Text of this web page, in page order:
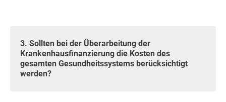
3. Sollten bei der Überarbeitung der
Krankenhausfinanzierung die Kosten des
gesamten Gesundheitssystems berücksichtigt
werden?